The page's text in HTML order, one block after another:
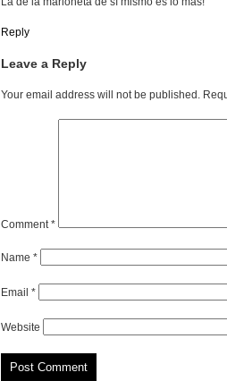
Reply
Leave a Reply
Your email address will not be published.
Comment*
Name *
Email *
Website